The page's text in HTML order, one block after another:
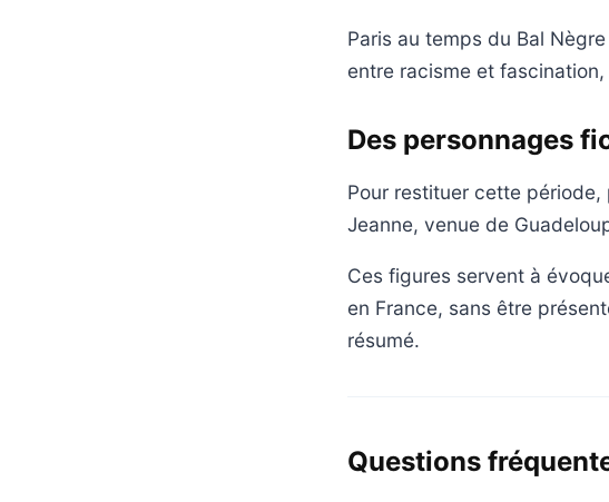
Paris au temps du Bal
entre racisme et
Des personnages
Pour restituer cette
Jeanne, venue de
Ces figures servent à
en France, sans être
résumé.
Questions